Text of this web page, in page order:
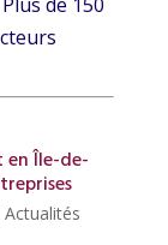
Île-de-
Actualités